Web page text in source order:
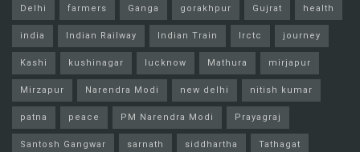
Delhi farmers Ganga gorakhpur Gujrat health
india Indian Railway Indian Train Irctc journey
Kashi kushinagar lucknow Mathura mirjapur
Mirzapur Narendra Modi new delhi nitish kumar
patna peace PM Narendra Modi Prayagraj
Santosh Gangwar sarnath siddhartha Tathagat